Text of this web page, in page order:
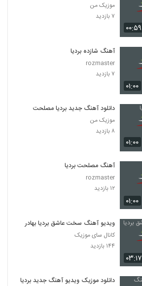
۰۰:۵۹
موزیک من
۷ بازدید
۰۱:۰۰
آهنگ شازده بردیا
rozmaster
۷ بازدید
۰۱:۰۰
دانلود آهنگ جدید بردیا مصلحت
موزیک من
۸ بازدید
۰۱:۰۰
آهنگ مصلحت بردیا
rozmaster
۱۲ بازدید
۰۳:۱۷
ویدیو آهنگ سخت عاشق بردیا بهادر
کانال سای موزیک
۱۴۴ بازدید
دانلود موزیک ویدیو آهنگ جدید بردیا